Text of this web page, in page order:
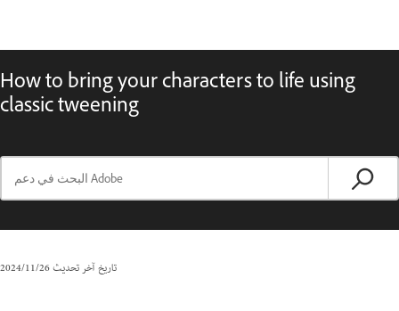
How to bring your characters to life using
classic tweening
تاريخ آخر تحديث26‏/11‏/2024